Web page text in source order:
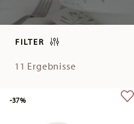
FILTER
11 Ergebnisse
-37%